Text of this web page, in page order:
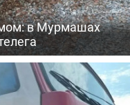
в Мурмашах